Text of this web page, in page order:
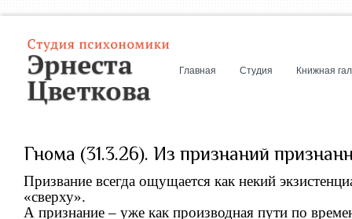
Главная Студия Книжная
Гнома (31.3.26). Из признаний
Призвание всегда ощущается как некий
«сверху».
А признание – уже как производная пути по